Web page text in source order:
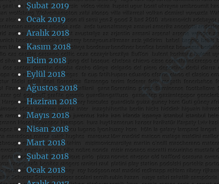
Şubat 2019
Ocak 2019
Aralık 2018
Kasım 2018
Ekim 2018
Eylül 2018
Ağustos 2018
Haziran 2018
Mayıs 2018
Nisan 2018
Mart 2018
Şubat 2018
Ocak 2018